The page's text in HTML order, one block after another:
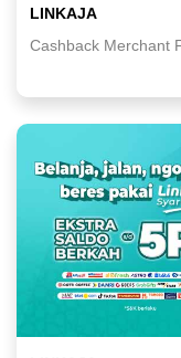
LINKAJA
Cashback Merchant